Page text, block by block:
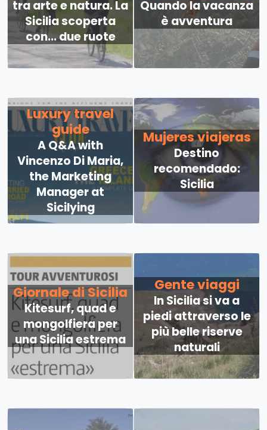
tra arte e natura. La
Sicilia scoperta
con... due ruote
Quando la vacanza
è avventura
Luxury travel
guide
A Q&A with
Vincenzo Di Maria,
the Marketing
Manager at
Sicilying
Mujeres viajeras
Destino
recomendado:
Sicilia
Giornale di Sicilia
Kitesurf, quad e
mongolfiera per
una Sicilia estrema
Gente viaggi
In Sicilia si va a
piedi attraverso le
più belle riserve
naturali